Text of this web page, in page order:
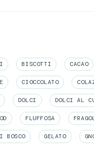
BISCOTTI CACAO
CIOCCOLATO
DOLCI DOLCI AL
FLUFFOSA
BOSCO GELATO